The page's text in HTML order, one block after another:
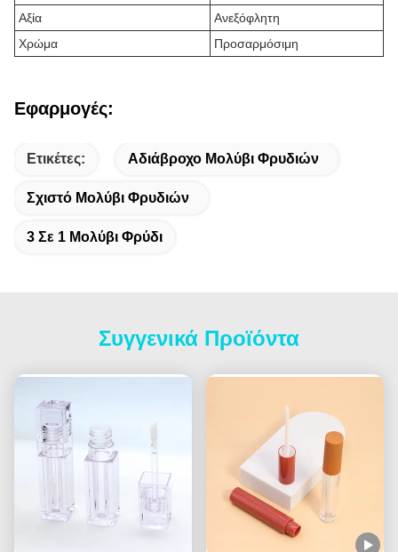
Αξία
Ανεξόφλητη
Χρώμα
Προσαρμόσιμη
Εφαρμογές:
Ετικέτες: Αδιάβροχο Μολύβι Φρυδιών
Σχιστό Μολύβι Φρυδιών
3 Σε 1 Μολύβι Φρύδι
Συγγενικά Προϊόντα